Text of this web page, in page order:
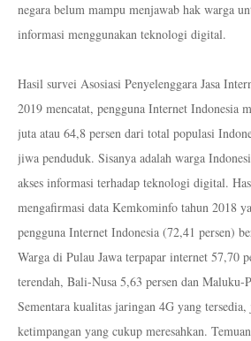
negara belum mampu menjawab hak warga
informasi menggunakan teknologi digital.
Hasil survei Asosiasi Penyelenggara Jasa
2019 mencatat, pengguna Internet Indonesia
juta atau 64,8 persen dari total populasi
jiwa penduduk. Sisanya adalah warga
akses informasi terhadap teknologi digital.
mengafirmasi data Kemkominfo tahun 2018
pengguna Internet Indonesia (72,41 persen)
Warga di Pulau Jawa terpapar internet 57,70
terendah, Bali-Nusa 5,63 persen dan Maluku-
Sementara kualitas jaringan 4G yang
ketimpangan yang cukup meresahkan.